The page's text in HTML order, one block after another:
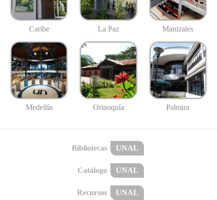
Caribe La Paz Manizales
Medellín Orinoquía Palmira
Bibliotecas UNAL
Catálogo UNAL
Recursos UNAL